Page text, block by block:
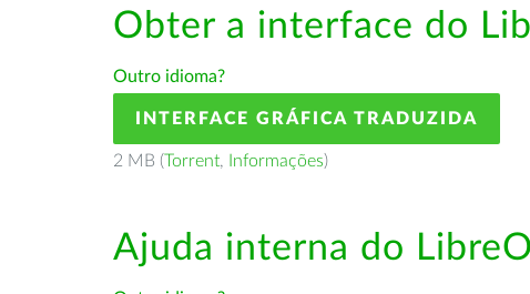
Obter a interface do
Outro idioma?
INTERFACE GRÁFICA TRADUZIDA
2 MB (Torrent, Informações)
Ajuda interna do